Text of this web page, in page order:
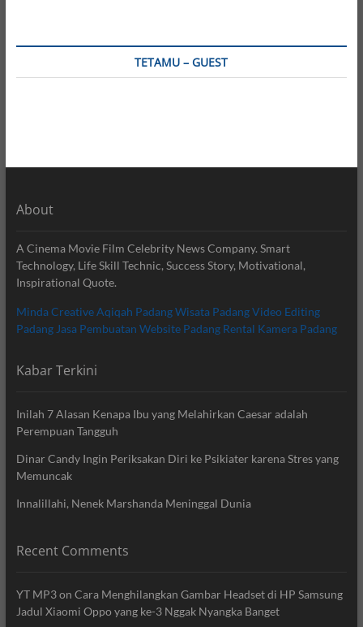
TETAMU – GUEST
About
A Cinema Movie Film Celebrity News Company. Smart
Technology, Life Skill Technic, Success Story, Motivational,
Inspirational Quote.
Minda CreativeAqiqah PadangWisata PadangVideo Editing
Padang Jasa Pembuatan Website Padang Rental Kamera Padang
Kabar Terkini
Inilah 7 Alasan Kenapa Ibu yang Melahirkan Caesar adalah
Perempuan Tangguh
Dinar Candy Ingin Periksakan Diri ke Psikiater karena Stres yang
Memuncak
Innalillahi, Nenek Marshanda Meninggal Dunia
Recent Comments
YT MP3on Cara Menghilangkan Gambar Headset di HP Samsung
Jadul Xiaomi Oppo yang ke-3 Nggak Nyangka Banget